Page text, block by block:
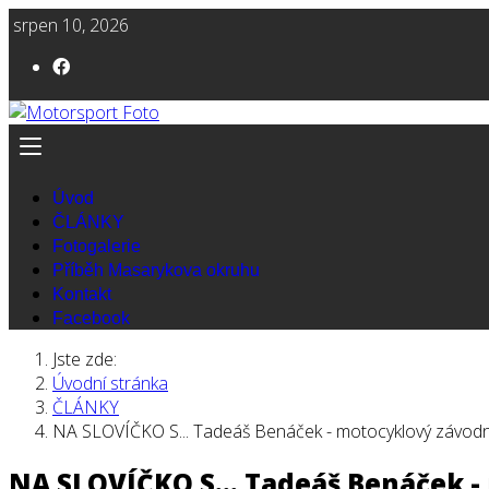
srpen 10, 2026
Úvod
ČLÁNKY
Fotogalerie
Příběh Masarykova okruhu
Kontakt
Facebook
Jste zde:
Úvodní stránka
ČLÁNKY
NA SLOVÍČKO S... Tadeáš Benáček - motocyklový